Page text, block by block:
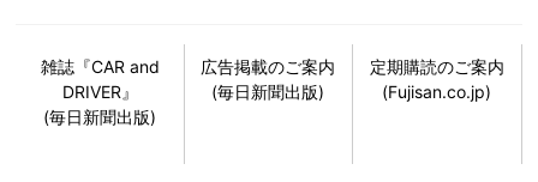
雑誌『CAR and
DRIVER』
(毎日新聞出版)
広告掲載のご案内
(毎日新聞出版)
定期購読のご案内
(Fujisan.co.jp)